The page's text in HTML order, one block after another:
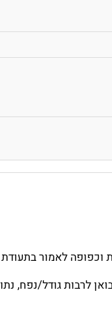
לאמור בתעודת
לרבות גודל/נפח,